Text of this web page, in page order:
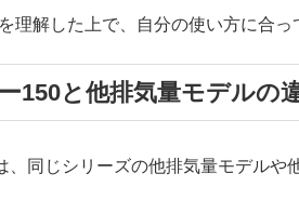
理解した上で、自分の使い方に合
150と他排気量モデルの
、同じシリーズの他排気量モデル